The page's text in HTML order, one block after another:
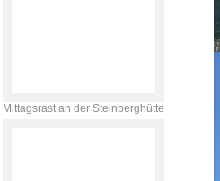
Mittagsrast an der Steinberghütte